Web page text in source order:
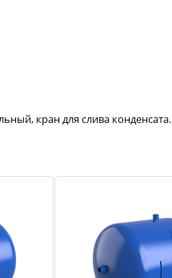
кран для слива конденсата.